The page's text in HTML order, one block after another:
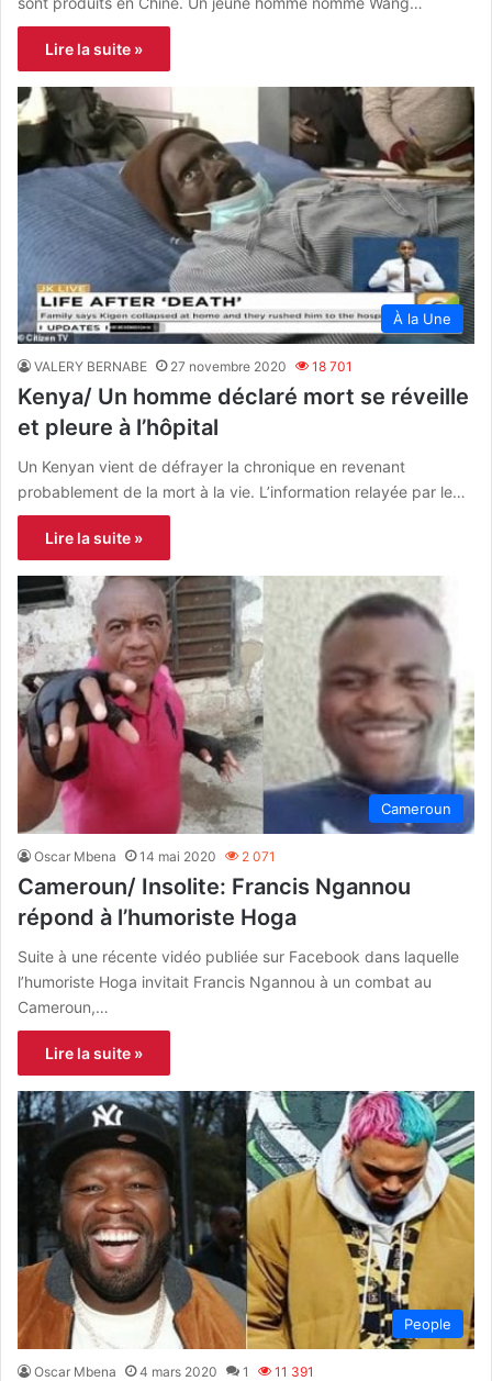
Lire la suite »
À la Une
VALERY BERNABE 27 novembre 2020 18 701
Kenya/ Un homme déclaré mort se réveille
et pleure à l’hôpital
Un Kenyan vient de défrayer la chronique en revenant
probablement de la mort à la vie. L’information relayée par le…
Lire la suite »
Cameroun
Oscar Mbena 14 mai 2020 2 071
Cameroun/ Insolite: Francis Ngannou
répond à l’humoriste Hoga
Suite à une récente vidéo publiée sur Facebook dans laquelle
l’humoriste Hoga invitait Francis Ngannou à un combat au
Cameroun,…
Lire la suite »
People
Oscar Mbena 4 mars 2020 1 11 391